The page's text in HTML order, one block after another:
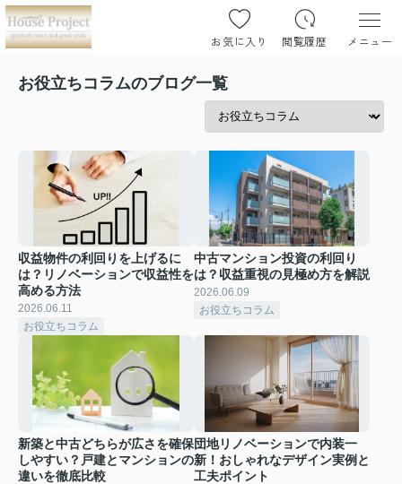
お気に入り 閲覧履歴 メニュー
お役立ちコラムのブログ一覧
収益物件の利回りを上げるに
は？リノベーションで収益性を
高める方法
2026.06.11
お役立ちコラム
中古マンション投資の利回り
は？収益重視の見極め方を解説
2026.06.09
お役立ちコラム
新築と中古どちらが広さを確保
しやすい？戸建とマンションの
違いを徹底比較
団地リノベーションで内装一
新！おしゃれなデザイン実例と
工夫ポイント